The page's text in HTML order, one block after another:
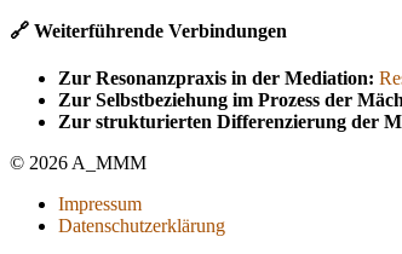
🔗 Weiterführende Verbindungen
Zur Resonanzpraxis in der Mediation:
Zur Selbstbeziehung im Prozess der
Zur strukturierten Differenzierung der
© 2026 A_MMM
Impressum
Datenschutzerklärung